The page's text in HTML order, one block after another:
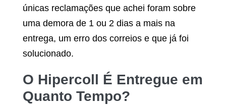
únicas reclamações que achei foram sobre
uma demora de 1 ou 2 dias a mais na
entrega, um erro dos correios e que já foi
solucionado.
O Hipercoll É Entregue em
Quanto Tempo?